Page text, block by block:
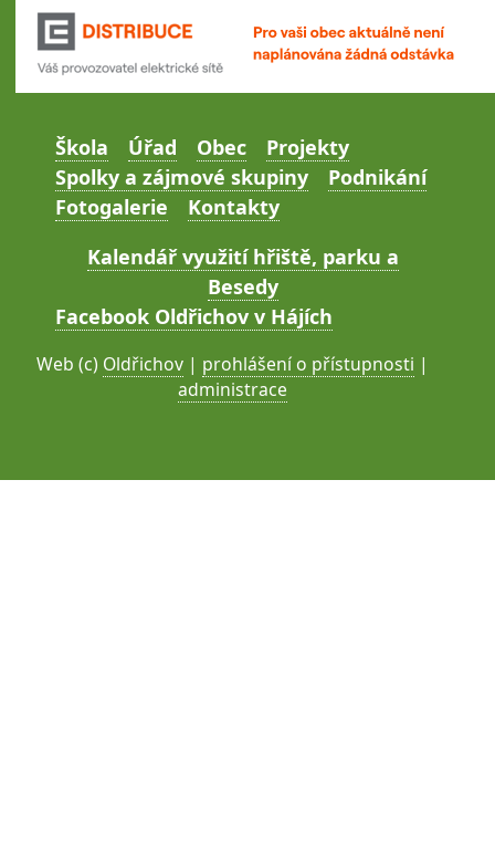
Škola Úřad Obec
Projekty
Spolky a zájmové skupiny
Podnikání
Fotogalerie
Kontakty
Kalendář využití hřiště, parku a
Besedy
Facebook Oldřichov v Hájích
Web (c) Oldřichov | prohlášení o přístupnosti |
administrace